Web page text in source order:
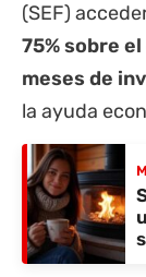
(SEF)
75% sobre
meses de
la ayuda